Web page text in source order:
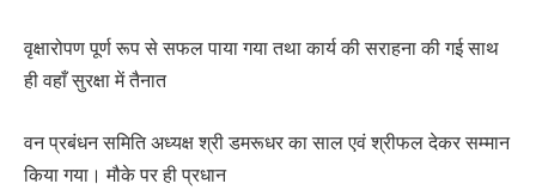
वृक्षारोपण पूर्ण रूप से सफल पाया गया तथा कार्य की सराहना की गई साथ
ही वहाँ सुरक्षा में तैनात
वन प्रबंधन समिति अध्यक्ष श्री डमरूधर का साल एवं श्रीफल देकर सम्मान
किया गया। मौके पर ही प्रधान